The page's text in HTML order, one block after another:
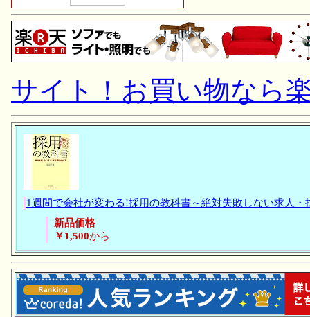
サイト！お買い物なら
1週間で会社が変わる!採用の教科書～絶対失敗しない求人・
新品価格
￥1,500から